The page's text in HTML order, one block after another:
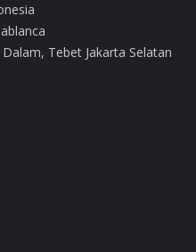
Tebet Jakarta Selatan